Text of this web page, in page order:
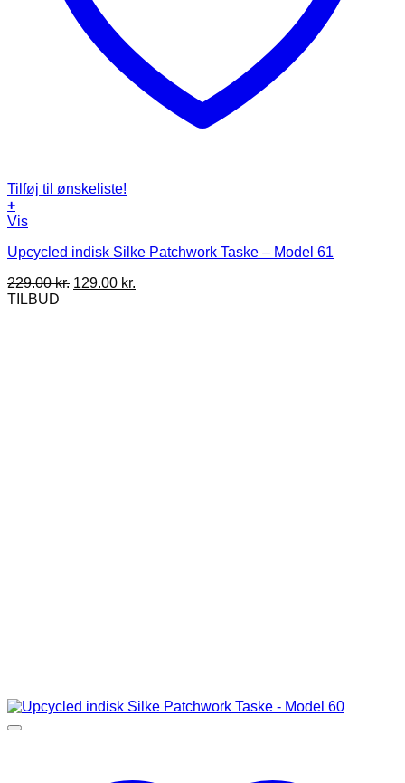
Tilføj til ønskeliste!
+
Vis
Upcycled indisk Silke Patchwork Taske – Model 61
229.00kr. Den
129.00 kr.
TILBUD